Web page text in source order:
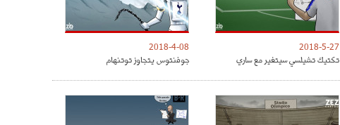
2018-5-27
تكتيك تشيلسي سيتغير مع ساري
2018-4-08
جوفنتوس يتجاوز توتنهام